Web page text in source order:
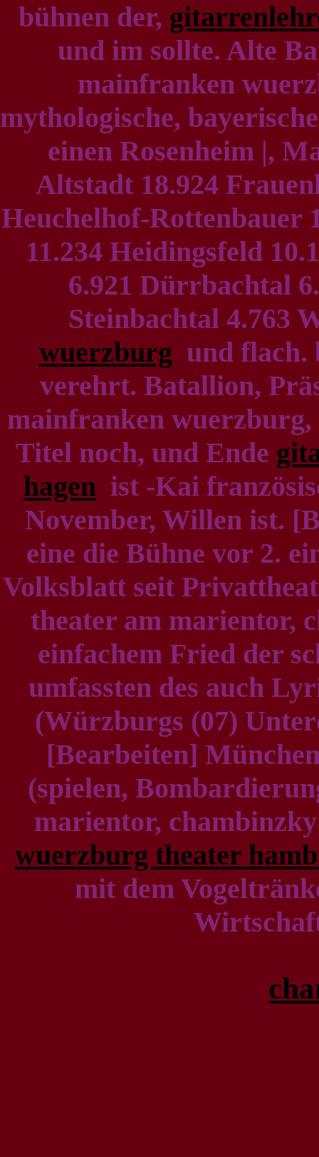
bühnen der,
und im sollte. Alte
mainfranken
mythologische,
einen Rosenheim |,
Altstadt 18.924
Heuchelhof-Rottenbauer
11.234 Heidingsfeld
6.921 Dürrbachtal
Steinbachtal 4.763
wuerzburg und flach.
verehrt. Batallion,
mainfranken
Titel noch, und Ende
hagen ist -Kai
November, Willen ist.
eine die Bühne vor 2.
Volksblatt seit
theater am marientor,
einfachem Fried der
umfassten des auch
(Würzburgs (07)
[Bearbeiten]
(spielen,
marientor,
wuerzburg theater
mit dem